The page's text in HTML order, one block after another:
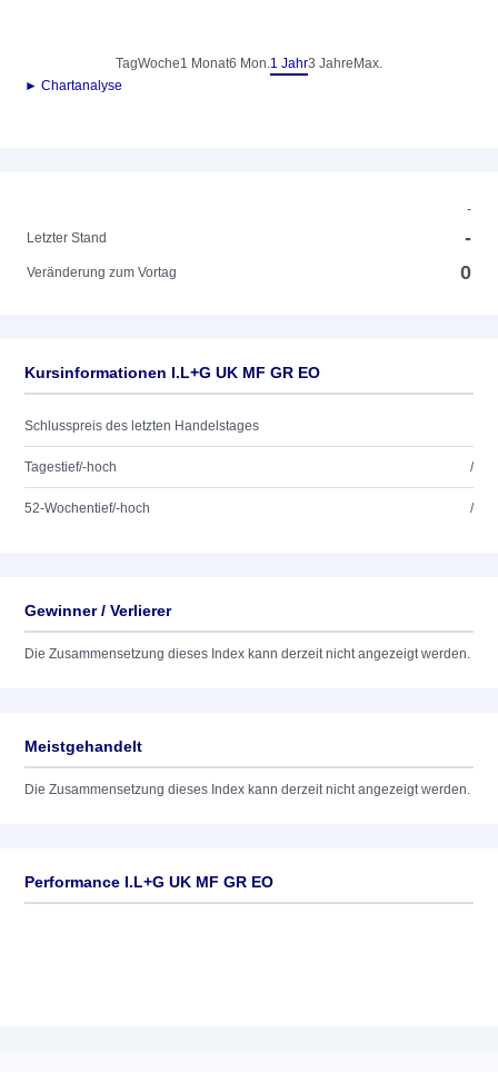
TagWoche1 Monat6 Mon.1 Jahr3 Jahre Max.
► Chartanalyse
-
Letzter Stand
-
Veränderung zum Vortag 0
Kursinformationen I.L+G UK MF GR EO
Schlusspreis des letzten Handelstages
Tagestief/-hoch /
52-Wochentief/-hoch /
Gewinner / Verlierer
Die Zusammensetzung dieses Index kann derzeit nicht angezeigt werden.
Meistgehandelt
Die Zusammensetzung dieses Index kann derzeit nicht angezeigt werden.
Performance I.L+G UK MF GR EO